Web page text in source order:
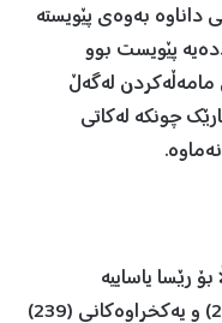
مەرجی داناوە بەوەی پێویستە
پێویست بوو
مامەڵەكردن لەگەڵ
چونكە لەكاتی
رێسا یاساییە
رێكارییەكان، كاتێك لە دەعوای ژمارە (233) و یەكخراوەكانی (239)